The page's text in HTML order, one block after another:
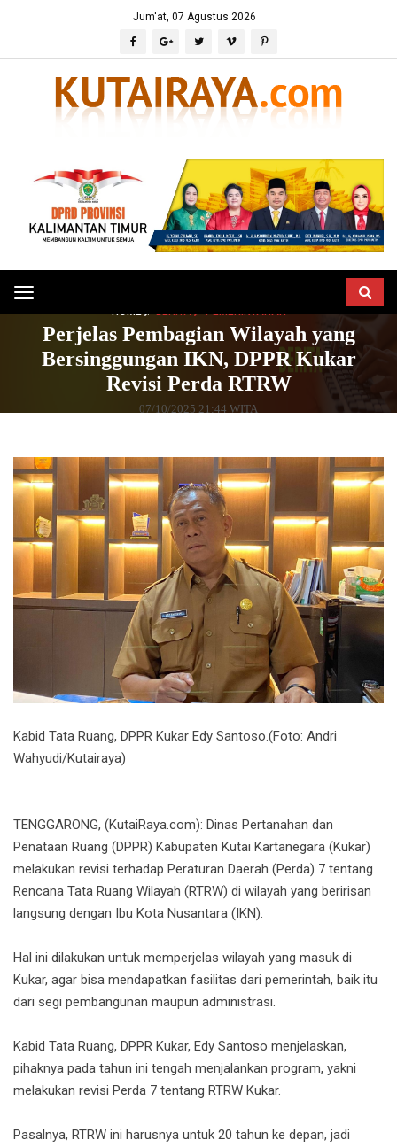
Jum'at, 07 Agustus 2026
Toggle
navigation
Perjelas Pembagian Wilayah yang
Bersinggungan IKN, DPPR Kukar
Revisi Perda RTRW
07/10/2025 21:44 WITA
Kabid Tata Ruang, DPPR Kukar Edy Santoso.(Foto: Andri
Wahyudi/Kutairaya)
TENGGARONG, (KutaiRaya.com): Dinas Pertanahan dan
Penataan Ruang (DPPR) Kabupaten Kutai Kartanegara (Kukar)
melakukan revisi terhadap Peraturan Daerah (Perda) 7 tentang
Rencana Tata Ruang Wilayah (RTRW) di wilayah yang beririsan
langsung dengan Ibu Kota Nusantara (IKN).
Hal ini dilakukan untuk memperjelas wilayah yang masuk di
Kukar, agar bisa mendapatkan fasilitas dari pemerintah, baik itu
dari segi pembangunan maupun administrasi.
Kabid Tata Ruang, DPPR Kukar, Edy Santoso menjelaskan,
pihaknya pada tahun ini tengah menjalankan program, yakni
melakukan revisi Perda 7 tentang RTRW Kukar.
Pasalnya, RTRW ini harusnya untuk 20 tahun ke depan, jadi